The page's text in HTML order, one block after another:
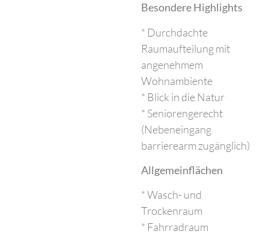
Besondere Highlights
* Durchdachte
Raumaufteilung mit
angenehmem
Wohnambiente
* Blick in die Natur
* Seniorengerecht
(Nebeneingang
barrierearm zugänglich)
Allgemeinflächen
* Wasch- und
Trockenraum
* Fahrradraum